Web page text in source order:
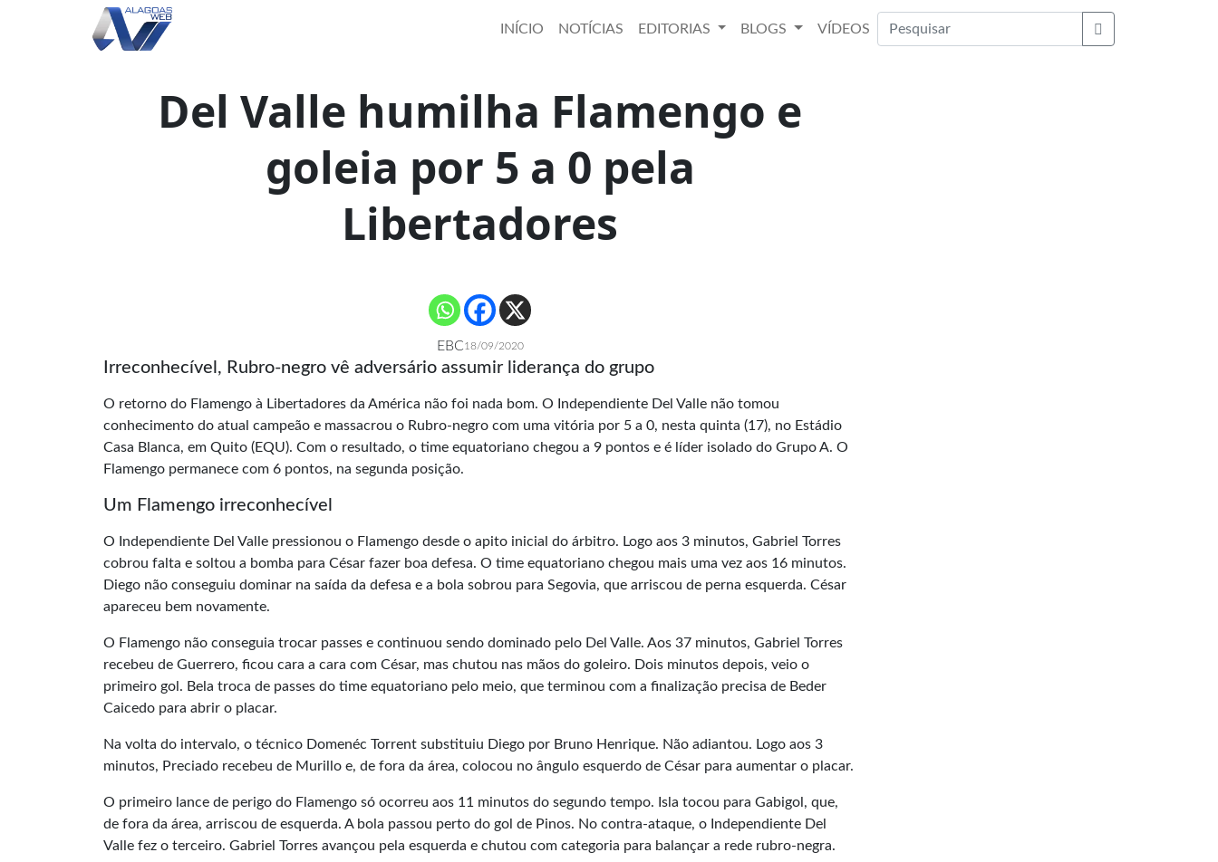
INÍCIO NOTÍCIAS EDITORIAS BLOGS
VÍDEOS
Buscar
Del Valle humilha Flamengo e
goleia por 5 a 0 pela
Libertadores
EBC18/09/2020
Irreconhecível, Rubro-negro vê adversário assumir liderança do grupo
O retorno do Flamengo à Libertadores da América não foi nada bom. O Independiente Del Valle não tomou
conhecimento do atual campeão e massacrou o Rubro-negro com uma vitória por 5 a 0, nesta quinta (17), no Estádio
Casa Blanca, em Quito (EQU). Com o resultado, o time equatoriano chegou a 9 pontos e é líder isolado do Grupo A. O
Flamengo permanece com 6 pontos, na segunda posição.
Um Flamengo irreconhecível
O Independiente Del Valle pressionou o Flamengo desde o apito inicial do árbitro. Logo aos 3 minutos, Gabriel Torres
cobrou falta e soltou a bomba para César fazer boa defesa. O time equatoriano chegou mais uma vez aos 16 minutos.
Diego não conseguiu dominar na saída da defesa e a bola sobrou para Segovia, que arriscou de perna esquerda. César
apareceu bem novamente.
O Flamengo não conseguia trocar passes e continuou sendo dominado pelo Del Valle. Aos 37 minutos, Gabriel Torres
recebeu de Guerrero, ficou cara a cara com César, mas chutou nas mãos do goleiro. Dois minutos depois, veio o
primeiro gol. Bela troca de passes do time equatoriano pelo meio, que terminou com a finalização precisa de Beder
Caicedo para abrir o placar.
Na volta do intervalo, o técnico Domenéc Torrent substituiu Diego por Bruno Henrique. Não adiantou. Logo aos 3
minutos, Preciado recebeu de Murillo e, de fora da área, colocou no ângulo esquerdo de César para aumentar o placar.
O primeiro lance de perigo do Flamengo só ocorreu aos 11 minutos do segundo tempo. Isla tocou para Gabigol, que,
de fora da área, arriscou de esquerda. A bola passou perto do gol de Pinos. No contra-ataque, o Independiente Del
Valle fez o terceiro. Gabriel Torres avançou pela esquerda e chutou com categoria para balançar a rede rubro-negra.